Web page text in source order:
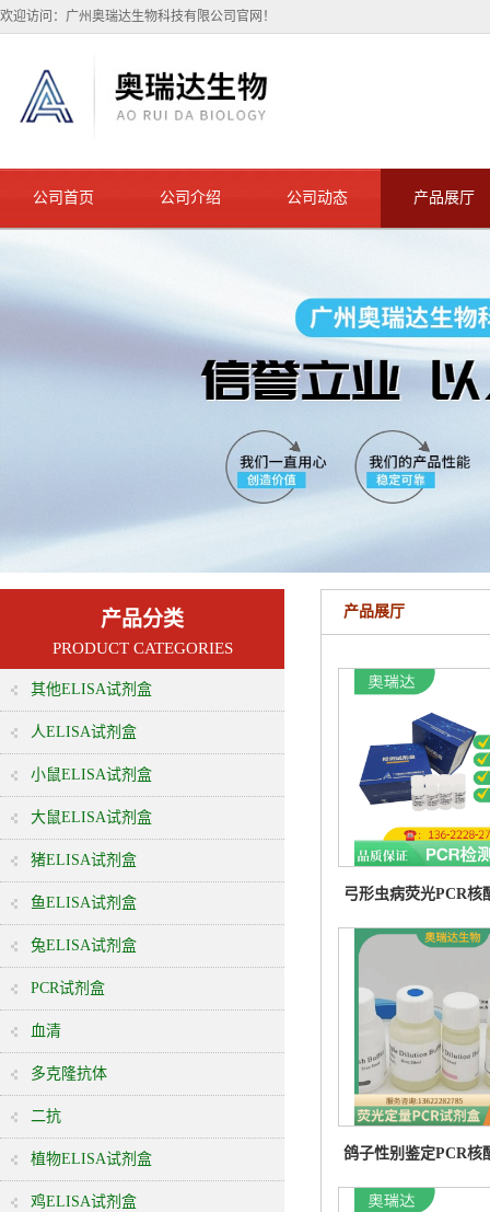
欢迎访问：广州奥瑞达生物科技有限公司官网！
公司首页 公司介绍 公司动态 产品展厅
产品分类
PRODUCT CATEGORIES
其他ELISA试剂盒
人ELISA试剂盒
小鼠ELISA试剂盒
大鼠ELISA试剂盒
猪ELISA试剂盒
鱼ELISA试剂盒
兔ELISA试剂盒
PCR试剂盒
血清
多克隆抗体
二抗
植物ELISA试剂盒
鸡ELISA试剂盒
产品展厅
弓形虫病荧光PCR核
盒
鸽子性别鉴定PCR核
盒